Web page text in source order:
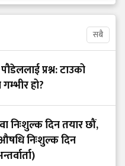
सबै
प्रश्न: टाउको
हो?
निःशुल्क दिन तयार छौं,
निःशुल्क दिन